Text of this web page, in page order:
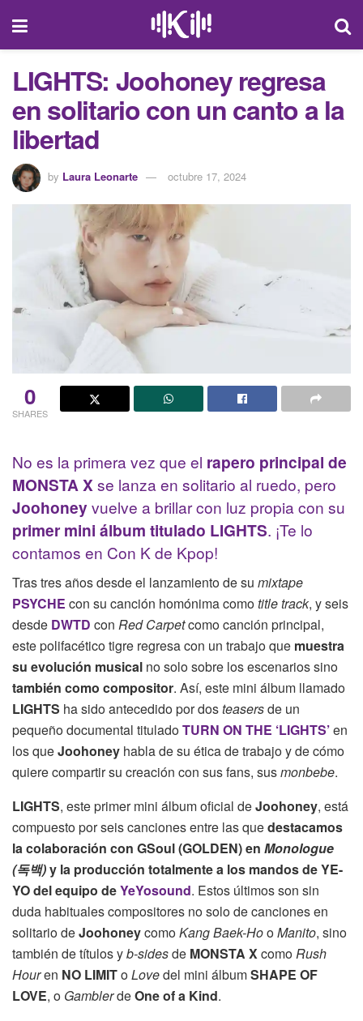
LIGHTS: Joohoney regresa
en solitario con un canto a la
libertad
by Laura Leonarte octubre 17, 2024
0
SHARES
No es la primera vez que el rapero principal de
MONSTA Xse lanza en solitario al ruedo, pero
Joohoneyvuelve a brillar con luz propia con su
primer mini álbum titulado LIGHTS. ¡Te lo
contamos en Con K de Kpop!
Tras tres años desde el lanzamiento de su mixtape
PSYCHE con su canción homónima comotitle track, y seis
desde DWTD con Red Carpetcomo canción principal,
este polifacético tigre regresa con un trabajo que muestra
su evolución musical no solo sobre los escenarios sino
también como compositor. Así, este mini álbum llamado
LIGHTS ha sido antecedido por dosteasersde un
pequeño documental tituladoTURN ON THE ‘LIGHTS’en
los queJoohoney habla de su ética de trabajo y de cómo
quiere compartir su creación con sus fans, susmonbebe.
LIGHTS, este primer mini álbum oficial deJoohoney, está
compuesto por seis canciones entre las quedestacamos
la colaboración con GSoul (GOLDEN) en Monologue
(독백)y la producción totalmente a los mandos de YE-
YO del equipo deYeYosound. Estos últimos son sin
duda habituales compositores no solo de canciones en
solitario deJoohoneycomoKang Baek-HooManito, sino
también de títulos yb-sidesde MONSTA XcomoRush
Houren NO LIMIToLovedel mini álbumSHAPE OF
LOVE, o GamblerdeOne of a Kind.